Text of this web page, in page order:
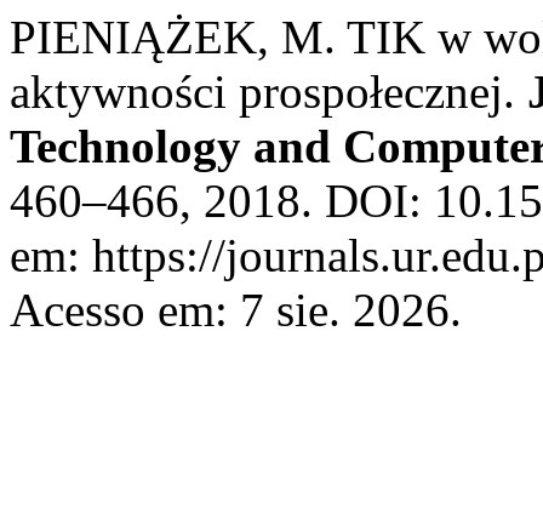
PIENIĄŻEK, M. TIK w
aktywności prospołecznej.
Technology and
460–466, 2018. DOI:
em: https://
Acesso em: 7 sie. 2026.